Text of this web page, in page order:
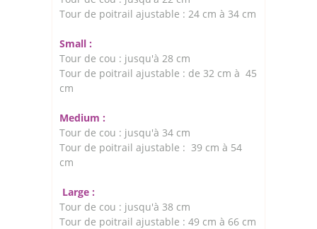
Tour de poitrail ajustable : 24 cm à 34 cm
Small :
Tour de cou : jusqu'à 28 cm
Tour de poitrail ajustable : de 32 cm à 45
cm
Medium :
Tour de cou : jusqu'à 34 cm
Tour de poitrail ajustable : 39 cm à 54
cm
Large :
Tour de cou : jusqu'à 38 cm
Tour de poitrail ajustable : 49 cm à 66 cm